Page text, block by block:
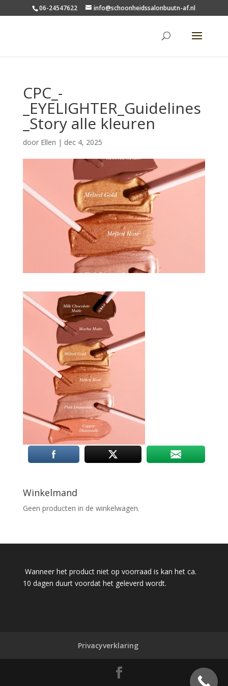
06-24547622 info@schoonheidssalonbuutn-af.nl
CPC_-
_EYELIGHTER_Guidelines
_Story alle kleuren
door Ellen | dec 4, 2025
Winkelmand
Geen producten in de winkelwagen.
Wanneer het product niet op voorraad is kan het ca.
10 dagen duurt voordat het geleverd wordt.
Privacyverklaring